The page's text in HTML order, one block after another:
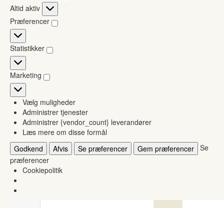
Funktionsdygtig
Altid aktiv
Præferencer
Præferencer
Statistikker
Statistikker
Marketing
Marketing
Vælg muligheder
Administrer tjenester
Administrer {vendor_count} leverandører
Læs mere om disse formål
Godkend
Afvis Se præferencer Gem præferencer Se
præferencer
Cookiepolitik